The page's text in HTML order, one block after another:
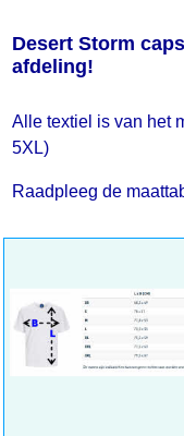
Desert Storm
afdeling!
Alle textiel is van het
5XL)
Raadpleeg de